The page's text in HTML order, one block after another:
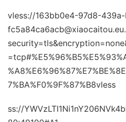
vless://163bb0e4-97d8-439a-
7%BA%F0%9F%87%B8vless
ss://